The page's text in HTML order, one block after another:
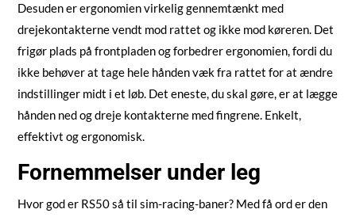
Desuden er ergonomien virkelig gennemtænkt med
drejekontakterne vendt mod rattet og ikke mod køreren. Det
frigør plads på frontpladen og forbedrer ergonomien, fordi du
ikke behøver at tage hele hånden væk fra rattet for at ændre
indstillinger midt i et løb. Det eneste, du skal gøre, er at lægge
hånden ned og dreje kontakterne med fingrene. Enkelt,
effektivt og ergonomisk.
Fornemmelser under leg
Hvor god er RS50 så til sim-racing-baner? Med få ord er den